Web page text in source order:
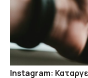
Instagram: